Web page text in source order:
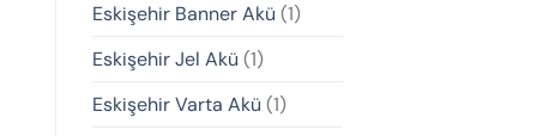
Eskişehir Banner Akü (1)
Eskişehir Jel Akü (1)
Eskişehir Varta Akü (1)